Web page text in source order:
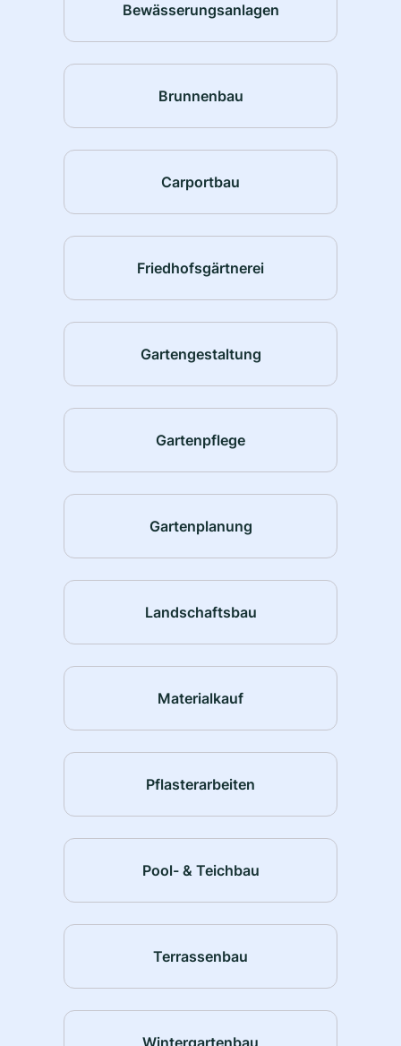
Bewässerungsanlagen
Brunnenbau
Carportbau
Friedhofsgärtnerei
Gartengestaltung
Gartenpflege
Gartenplanung
Landschaftsbau
Materialkauf
Pflasterarbeiten
Pool- & Teichbau
Terrassenbau
Wintergartenbau